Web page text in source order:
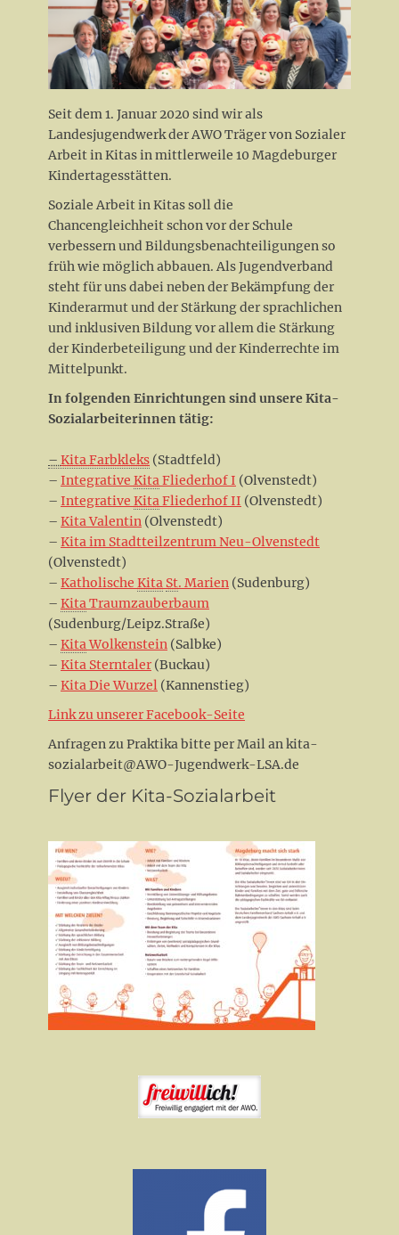
Seit dem 1. Januar 2020 sind wir als
Landesjugendwerk der AWO Träger von Sozialer
Arbeit in Kitas in mittlerweile 10 Magdeburger
Kindertagesstätten.
Soziale Arbeit in Kitas soll die
Chancengleichheit schon vor der Schule
verbessern und Bildungsbenachteiligungen so
früh wie möglich abbauen. Als Jugendverband
steht für uns dabei neben der Bekämpfung der
Kinderarmut und der Stärkung der sprachlichen
und inklusiven Bildung vor allem die Stärkung
der Kinderbeteiligung und der Kinderrechte im
Mittelpunkt.
In folgenden Einrichtungen sind unsere Kita-
Sozialarbeiterinnen tätig:
– Kita Farbkleks (Stadtfeld)
– Integrative KitaFliederhof I (Olvenstedt)
– Integrative KitaFliederhof II (Olvenstedt)
– Kita Valentin (Olvenstedt)
– Kita im Stadtteilzentrum Neu-Olvenstedt
(Olvenstedt)
– Katholische Kita St. Marien (Sudenburg)
– KitaTraumzauberbaum
(Sudenburg/Leipz.Straße)
– KitaWolkenstein (Salbke)
– Kita Sterntaler (Buckau)
– Kita Die Wurzel (Kannenstieg)
Link zu unserer Facebook-Seite
Anfragen zu Praktika bitte per Mail an kita-
sozialarbeit@AWO-Jugendwerk-LSA.de
Flyer der Kita-Sozialarbeit